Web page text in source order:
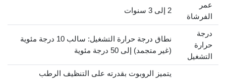
عمر
الفرشاة
2 إلى 3 سنوات
درجة
حرارة
التشغيل
نطاق درجة حرارة التشغيل: سالب 10 درجة مئوية
(غير متجمد) إلى 50 درجة مئوية
يتميز الروبوت بقدرته على التنظيف الرطب